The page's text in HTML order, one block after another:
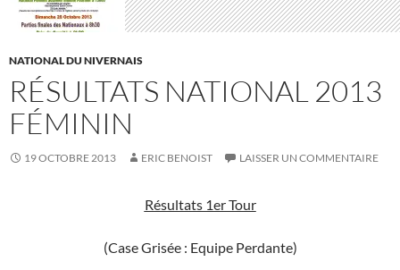
NATIONAL DU NIVERNAIS
RÉSULTATS NATIONAL 2013
FÉMININ
19 OCTOBRE 2013 ERIC BENOIST LAISSER UN COMMENTAIRE
Résultats 1er Tour
(Case Grisée : Equipe Perdante)